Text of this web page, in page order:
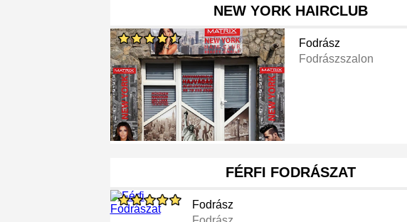
NEW YORK HAIRCLUB
Fodrász
Fodrászszalon
FÉRFI FODRÁSZAT
Fodrász